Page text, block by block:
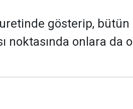
gösterip, bütün
noktasında onlara da o